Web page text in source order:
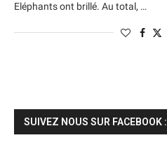
Eléphants ont brillé. Au total, …
SUIVEZ NOUS SUR FACEBOOK :